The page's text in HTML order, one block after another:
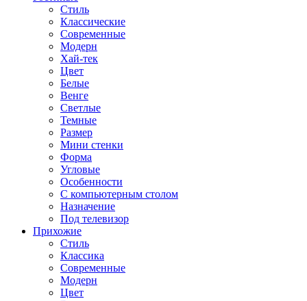
Стиль
Классические
Современные
Модерн
Хай-тек
Цвет
Белые
Венге
Светлые
Темные
Размер
Мини стенки
Форма
Угловые
Особенности
С компьютерным столом
Назначение
Под телевизор
Прихожие
Стиль
Классика
Современные
Модерн
Цвет